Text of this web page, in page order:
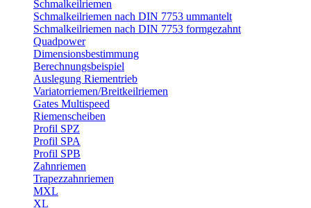
Schmalkeilriemen
Schmalkeilriemen nach DIN 7753 ummantelt
Schmalkeilriemen nach DIN 7753 formgezahnt
Quadpower
Dimensionsbestimmung
Berechnungsbeispiel
Auslegung Riementrieb
Variatorriemen/Breitkeilriemen
Gates Multispeed
Riemenscheiben
Profil SPZ
Profil SPA
Profil SPB
Zahnriemen
Trapezzahnriemen
MXL
XL